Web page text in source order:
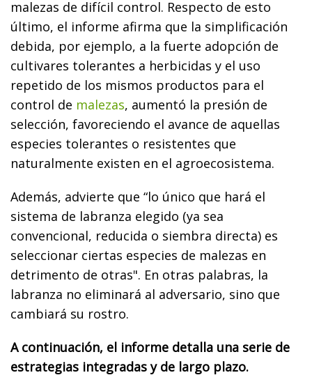
malezas de difícil control. Respecto de esto
último, el informe afirma que la simplificación
debida, por ejemplo, a la fuerte adopción de
cultivares tolerantes a herbicidas y el uso
repetido de los mismos productos para el
control de malezas, aumentó la presión de
selección, favoreciendo el avance de aquellas
especies tolerantes o resistentes que
naturalmente existen en el agroecosistema.
Además, advierte que “lo único que hará el
sistema de labranza elegido (ya sea
convencional, reducida o siembra directa) es
seleccionar ciertas especies de malezas en
detrimento de otras". En otras palabras, la
labranza no eliminará al adversario, sino que
cambiará su rostro.
A continuación, el informe detalla una serie de
estrategias integradas y de largo plazo.